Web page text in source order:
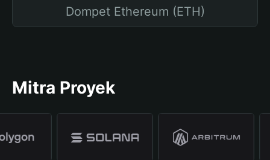
Dompet Ethereum (ETH)
Mitra Proyek